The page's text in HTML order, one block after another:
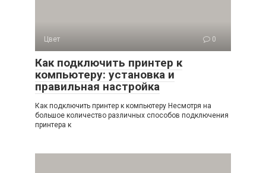
Цвет 0
Как подключить принтер к
компьютеру: установка и
правильная настройка
Как подключить принтер к компьютеру Несмотря на
большое количество различных способов подключения
принтера к